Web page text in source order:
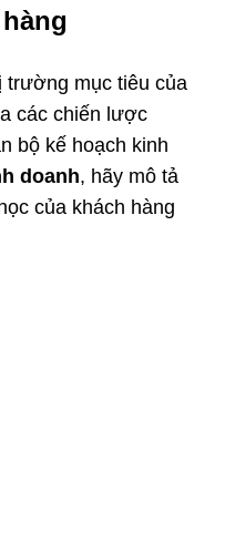
trường mục tiêu của
các chiến lược
bộ kế hoạch kinh
doanh, hãy mô tả
của khách hàng